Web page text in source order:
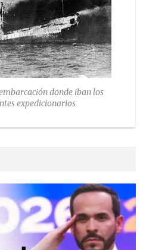
donde iban los
expedicionarios